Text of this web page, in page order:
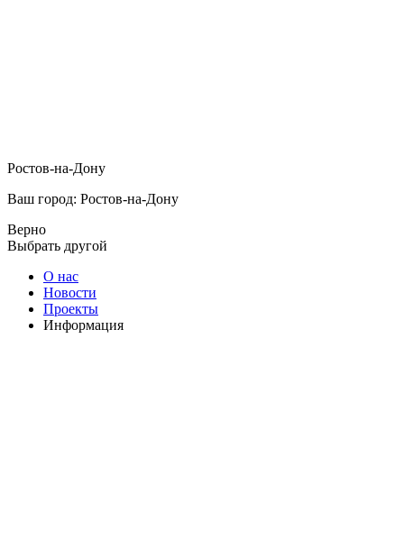
Ростов-на-Дону
Ваш город: Ростов-на-Дону
Верно
Выбрать другой
О нас
Новости
Проекты
Информация